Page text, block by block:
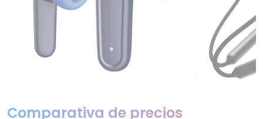
Comparativa de precios